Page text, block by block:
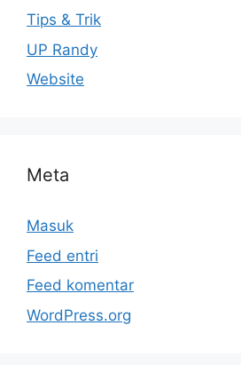
Tips & Trik
UP Randy
Website
Meta
Masuk
Feed entri
Feed komentar
WordPress.org